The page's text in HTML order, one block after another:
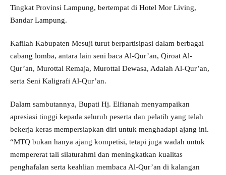
Tingkat Provinsi Lampung, bertempat di Hotel Mor Living,
Bandar Lampung.
Kafilah Kabupaten Mesuji turut berpartisipasi dalam berbagai
cabang lomba, antara lain seni baca Al-Qur’an, Qiroat Al-
Qur’an, Murottal Remaja, Murottal Dewasa, Adalah Al-Qur’an,
serta Seni Kaligrafi Al-Qur’an.
Dalam sambutannya, Bupati Hj. Elfianah menyampaikan
apresiasi tinggi kepada seluruh peserta dan pelatih yang telah
bekerja keras mempersiapkan diri untuk menghadapi ajang ini.
“MTQ bukan hanya ajang kompetisi, tetapi juga wadah untuk
mempererat tali silaturahmi dan meningkatkan kualitas
penghafalan serta keahlian membaca Al-Qur’an di kalangan